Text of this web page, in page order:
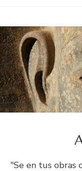
"Se en tus obras